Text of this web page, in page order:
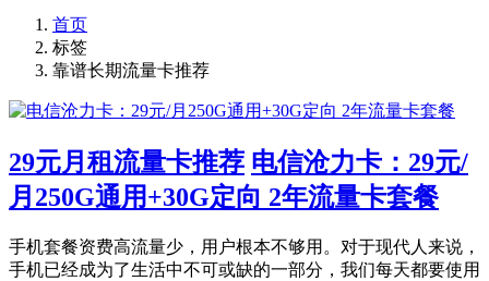
首页
标签
靠谱长期流量卡推荐
29元月租流量卡推荐 电信沧力卡：29元/
月250G通用+30G定向 2年流量卡套餐
手机套餐资费高流量少，用户根本不够用。对于现代人来说，
手机已经成为了生活中不可或缺的一部分，我们每天都要使用